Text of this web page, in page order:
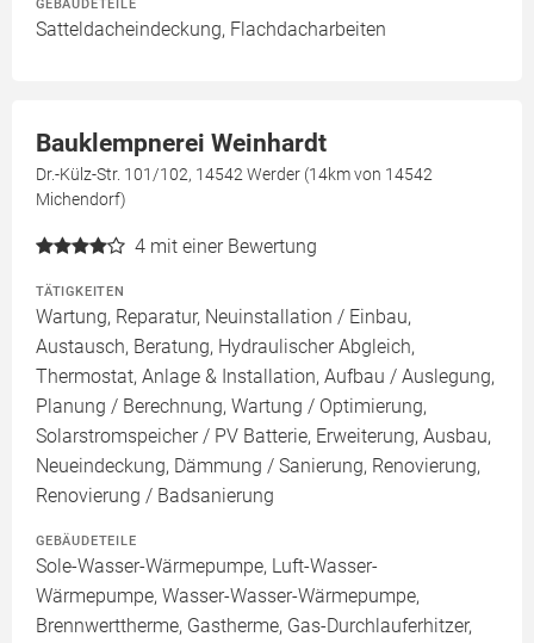
GEBÄUDETEILE
Satteldacheindeckung, Flachdacharbeiten
Bauklempnerei Weinhardt
Dr.-Külz-Str. 101/102, 14542 Werder (14km von 14542
Michendorf)
4 mit einer Bewertung
TÄTIGKEITEN
Wartung, Reparatur, Neuinstallation / Einbau,
Austausch, Beratung, Hydraulischer Abgleich,
Thermostat, Anlage & Installation, Aufbau / Auslegung,
Planung / Berechnung, Wartung / Optimierung,
Solarstromspeicher / PV Batterie, Erweiterung, Ausbau,
Neueindeckung, Dämmung / Sanierung, Renovierung,
Renovierung / Badsanierung
GEBÄUDETEILE
Sole-Wasser-Wärmepumpe, Luft-Wasser-
Wärmepumpe, Wasser-Wasser-Wärmepumpe,
Brennwerttherme, Gastherme, Gas-Durchlauferhitzer,